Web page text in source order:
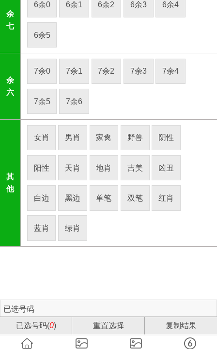
余
七
6余0 6余1 6余2 6余3 6余4
6余5
余
六
7余0 7余1 7余2 7余3 7余4
7余5 7余6
其
他
女肖 男肖 家禽 野兽 阴性
阳性 天肖 地肖 吉美 凶丑
白边 黑边 单笔 双笔 红肖
蓝肖 绿肖
已选号码
已选号码(0) 重置选择 复制结果